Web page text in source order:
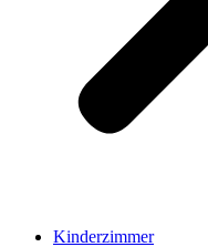
Kinderzimmer